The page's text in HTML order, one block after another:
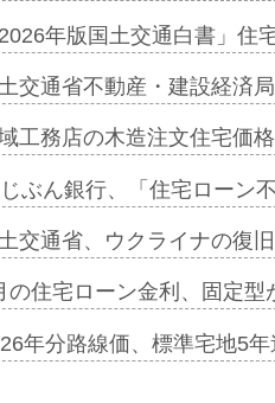
も城南エ…
合型の賃…
ンカフェ…
業=お互…
コリビング…
る2階建…
第1弾が開…
年版国土交通白書」住
交通省不動産・建設経済
工務店の木造注文住宅価
ぶん銀行、「住宅ローン
交通省、ウクライナの復
の住宅ローン金利、固定
年分路線価、標準宅地5